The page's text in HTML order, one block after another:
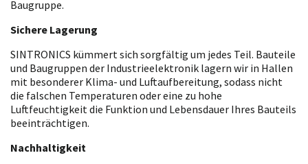
Baugruppe.
Sichere Lagerung
SINTRONICS kümmert sich sorgfältig um jedes Teil. Bauteile
und Baugruppen der Industrieelektronik lagern wir in Hallen
mit besonderer Klima- und Luftaufbereitung, sodass nicht
die falschen Temperaturen oder eine zu hohe
Luftfeuchtigkeit die Funktion und Lebensdauer Ihres Bauteils
beeinträchtigen.
Nachhaltigkeit